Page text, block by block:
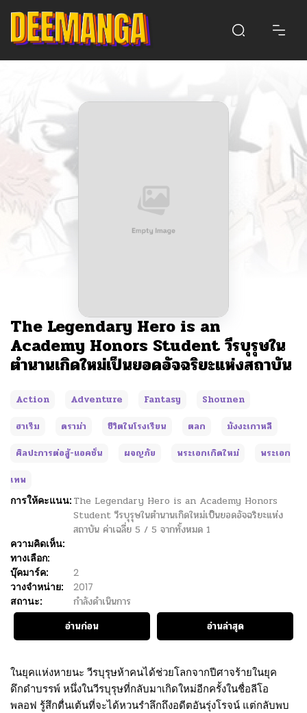
The Legendary Hero is an
Academy Honors Student วีรบุรุษใน
ตำนานเกิดใหม่เป็นยอดอัจฉริยะแห่งสถาบัน
Action Adventure Fantasy
Shounen
ฮาเร็ม
ดราม่า ชีวิตในโรงเรียน ตลก
มังงะเกาหลี
ศิลปะการต่อสู้-แอคชั่น
ผจญภัย พระเอกเกิดใหม่
พระเอก
เทพ
การให้คะแนน: The Legendary Hero is an Academy Honors
Student วีรบุรุษในตำนานเกิดใหม่เป็นยอดอัจฉริยะแห่ง
สถาบัน ค่าเฉลี่ย 5 / 5 จากทั้งหมด 1
ความคิดเห็น:
ทางเลือก:
บุ๊คมาร์ค:
2
วางจำหน่าย:
2017
สถานะ:
กำลังดำเนินการ
อ่านก่อน
อ่านล่าสุด
ในยุคแห่งหายนะ วีรบุรุษห้าคนได้ช่วยโลกจากปีศาจร้ายในยุค
ดึกดำบรรพ์ หนึ่งในวีรบุรุษที่กลับมาเกิดใหม่อีกครั้งในชื่อลีโอ
พลอฟ รู้สึกตื่นเต้นที่จะได้หวนรำลึกถึงอดีตอันรุ่งโรจน์ แต่กลับพบ